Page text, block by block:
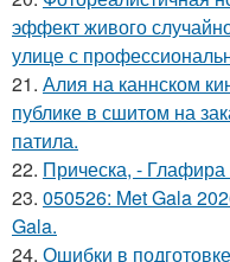
эффект живого
улице с
21. Алия на каннском
публике в сшитом на
патила.
22. Прическа, -
23. 050526: Met Gala
Gala.
24. Ошибки в